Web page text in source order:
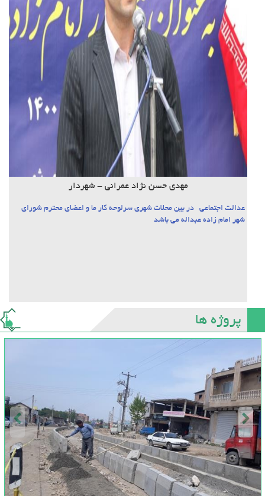
مهدی حسن نژاد عمرانی - شهردار
عدالت اجتماعی در بین محلات شهری سرلوحه کار ما و اعضای محترم شورای
شهر امام زاده عبداله می باشد
پروژه ها